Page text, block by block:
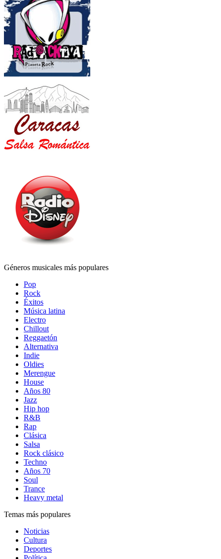
Géneros musicales más populares
Pop
Rock
Éxitos
Música latina
Electro
Chillout
Reggaetón
Alternativa
Indie
Oldies
Merengue
House
Años 80
Jazz
Hip hop
R&B
Rap
Clásica
Salsa
Rock clásico
Techno
Años 70
Soul
Trance
Heavy metal
Temas más populares
Noticias
Cultura
Deportes